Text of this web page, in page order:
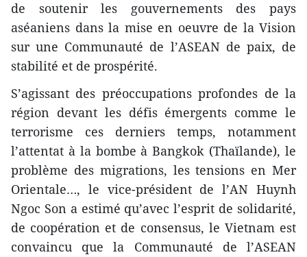
de soutenir les gouvernements des pays
aséaniens dans la mise en oeuvre de la Vision
sur une Communauté de l’ASEAN de paix, de
stabilité et de prospérité.
S’agissant des préoccupations profondes de la
région devant les défis émergents comme le
terrorisme ces derniers temps, notamment
l’attentat à la bombe à Bangkok (Thaïlande), le
problème des migrations, les tensions en Mer
Orientale…, le vice-président de l’AN Huynh
Ngoc Son a estimé qu’avec l’esprit de solidarité,
de coopération et de consensus, le Vietnam est
convaincu que la Communauté de l’ASEAN